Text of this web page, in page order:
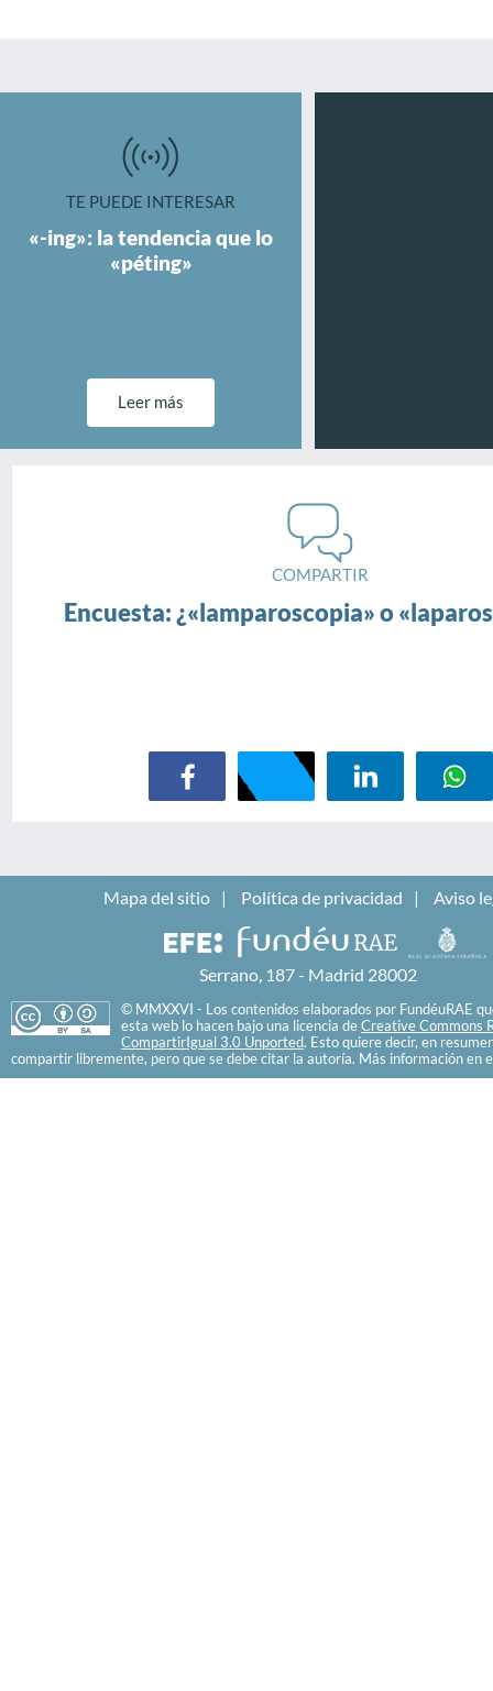
TE PUEDE INTERESAR
«-ing»: la tendencia que lo
«péting»
Leer más
COMPARTIR
Encuesta: ¿«lamparoscopia» o
Mapa del sitio Política de privacidad Aviso
Serrano, 187 - Madrid 28002
© MMXXVI - Los contenidos elaborados por FundéuRAE
esta web lo hacen bajo una licencia de Creative Commons
CompartirIgual 3.0 Unported. Esto quiere decir, en
compartir libremente, pero que se debe citar la autoría. Más información en